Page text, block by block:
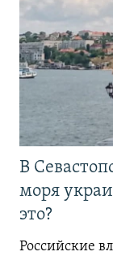
В
моря
это?
Российские